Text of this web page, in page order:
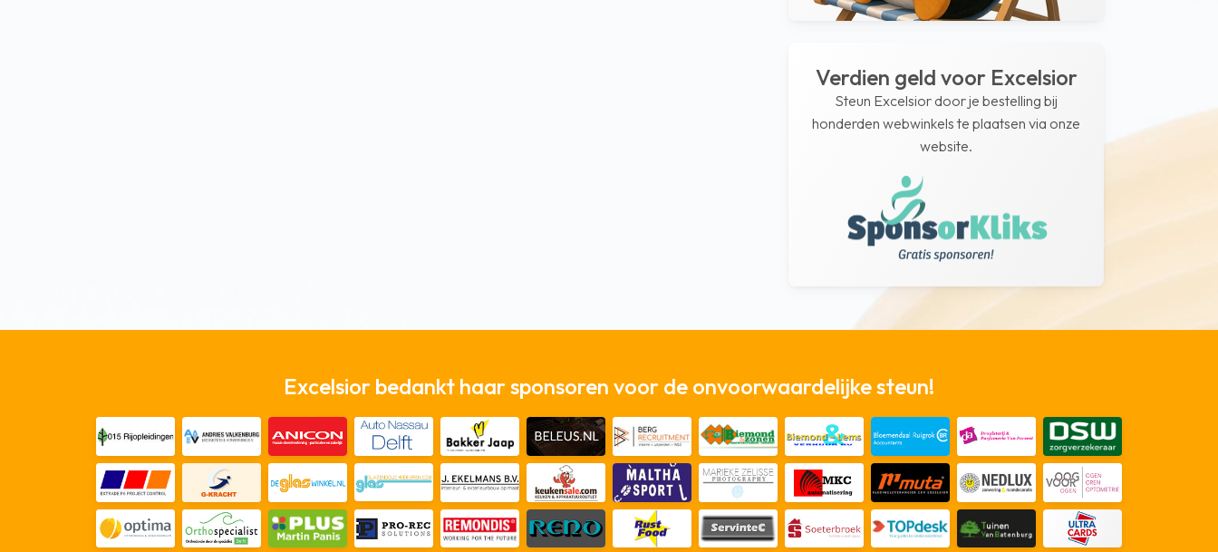
Verdien geld voor Excelsior
Steun Excelsior door je bestelling bij
honderden webwinkels te plaatsen via onze
website.
Excelsior bedankt haar sponsoren voor de onvoorwaardelijke steun!